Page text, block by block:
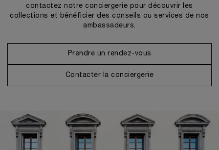
contactez notre conciergerie pour découvrir les
collections et bénéficier des conseils ou services de nos
ambassadeurs.
Prendre un rendez-vous
Contacter la conciergerie